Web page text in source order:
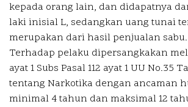
kepada orang lain, dan didapatnya
laki inisial L, sedangkan uang tunai
merupakan dari hasil penjualan sabu.
Terhadap pelaku dipersangkakan
ayat 1 Subs Pasal 112 ayat 1 UU No.35
tentang Narkotika dengan ancaman
minimal 4 tahun dan maksimal 12